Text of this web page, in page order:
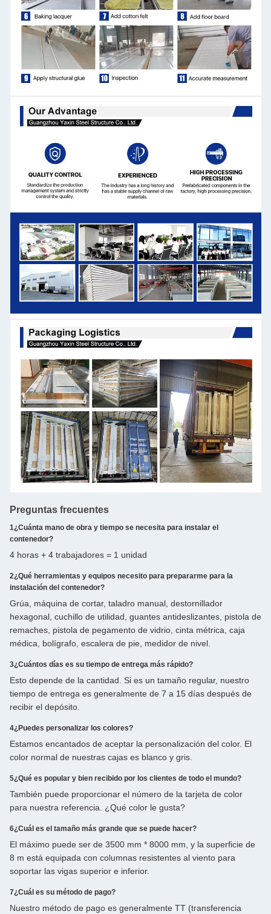
Preguntas frecuentes
1¿Cuánta mano de obra y tiempo se necesita para instalar el
contenedor?
4 horas + 4 trabajadores = 1 unidad
2¿Qué herramientas y equipos necesito para prepararme para la
instalación del contenedor?
Grúa, máquina de cortar, taladro manual, destornillador
hexagonal, cuchillo de utilidad, guantes antideslizantes, pistola de
remaches, pistola de pegamento de vidrio, cinta métrica, caja
médica, bolígrafo, escalera de pie, medidor de nivel.
3¿Cuántos días es su tiempo de entrega más rápido?
Esto depende de la cantidad. Si es un tamaño regular, nuestro
tiempo de entrega es generalmente de 7 a 15 días después de
recibir el depósito.
4¿Puedes personalizar los colores?
Estamos encantados de aceptar la personalización del color. El
color normal de nuestras cajas es blanco y gris.
5¿Qué es popular y bien recibido por los clientes de todo el mundo?
También puede proporcionar el número de la tarjeta de color
para nuestra referencia. ¿Qué color le gusta?
6¿Cuál es el tamaño más grande que se puede hacer?
El máximo puede ser de 3500 mm * 8000 mm, y la superficie de
8 m está equipada con columnas resistentes al viento para
soportar las vigas superior e inferior.
7¿Cuál es su método de pago?
Nuestro método de pago es generalmente TT (transferencia